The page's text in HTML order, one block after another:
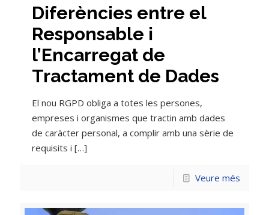
Diferències entre el
Responsable i
l’Encarregat de
Tractament de Dades
El nou RGPD obliga a totes les persones,
empreses i organismes que tractin amb dades
de caràcter personal, a complir amb una sèrie de
requisits i […]
Veure més